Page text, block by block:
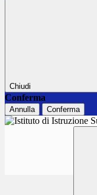
Chiudi
Conferma
Annulla Conferma